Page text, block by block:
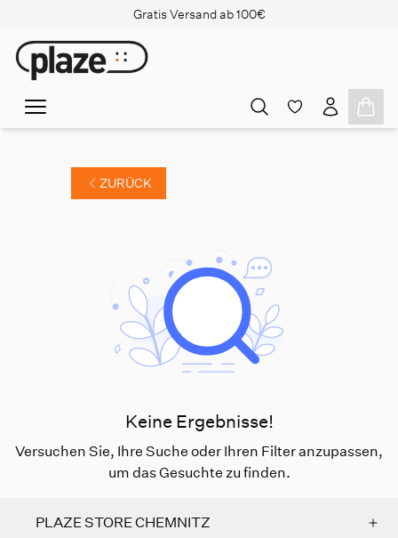
Gratis Versand ab 100€
ZURÜCK
Keine Ergebnisse!
Versuchen Sie, Ihre Suche oder Ihren Filter anzupassen,
um das Gesuchte zu finden.
PLAZE STORE CHEMNITZ